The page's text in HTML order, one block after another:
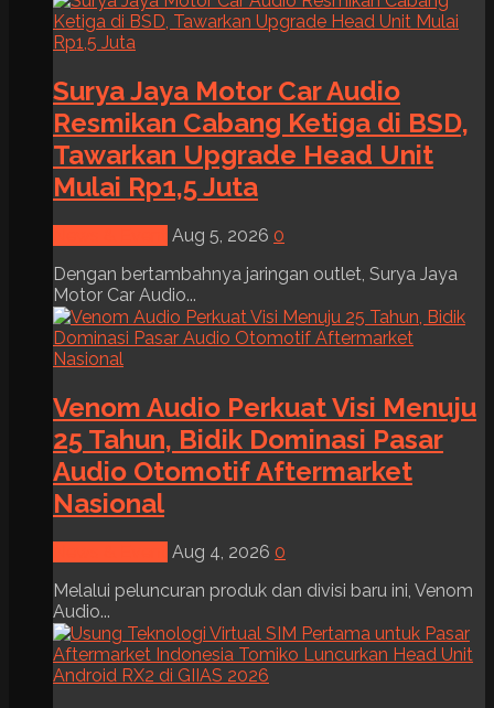
Surya Jaya Motor Car Audio
Resmikan Cabang Ketiga di BSD,
Tawarkan Upgrade Head Unit
Mulai Rp1,5 Juta
Aug 5, 2026 0
Dengan bertambahnya jaringan outlet, Surya Jaya
Motor Car Audio...
Venom Audio Perkuat Visi Menuju
25 Tahun, Bidik Dominasi Pasar
Audio Otomotif Aftermarket
Nasional
Aug 4, 2026 0
Melalui peluncuran produk dan divisi baru ini, Venom
Audio...